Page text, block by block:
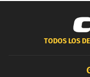
TODOS LOS